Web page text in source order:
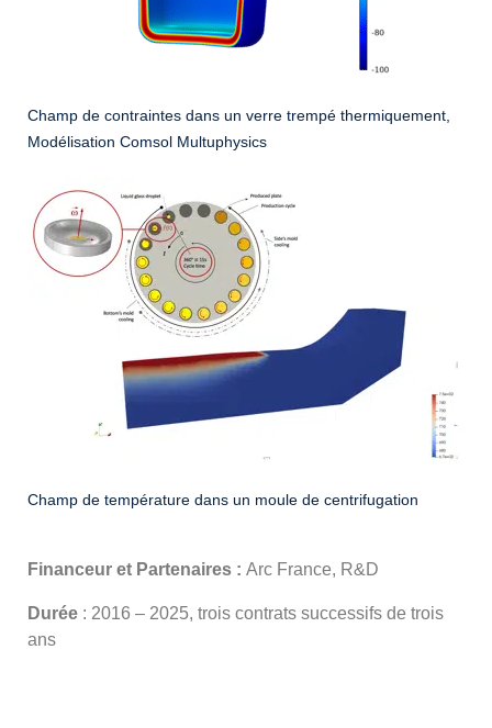
Champ de contraintes dans un verre trempé thermiquement,
Modélisation Comsol Multuphysics
Champ de température dans un moule de centrifugation
Financeur et Partenaires : Arc France, R&D
Durée : 2016 – 2025, trois contrats successifs de trois
ans